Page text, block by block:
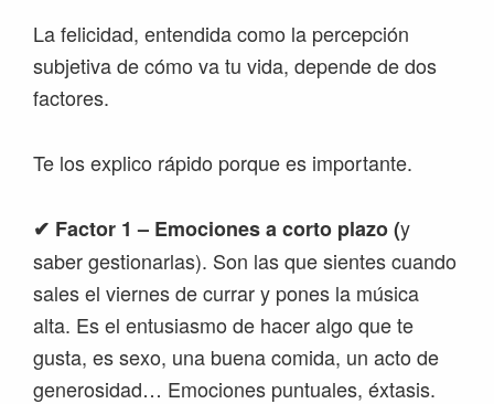
La felicidad, entendida como la percepción
subjetiva de cómo va tu vida, depende de dos
factores.
Te los explico rápido porque es importante.
✔ Factor 1 – Emociones a corto plazo (y
saber gestionarlas). Son las que sientes cuando
sales el viernes de currar y pones la música
alta. Es el entusiasmo de hacer algo que te
gusta, es sexo, una buena comida, un acto de
generosidad… Emociones puntuales, éxtasis.